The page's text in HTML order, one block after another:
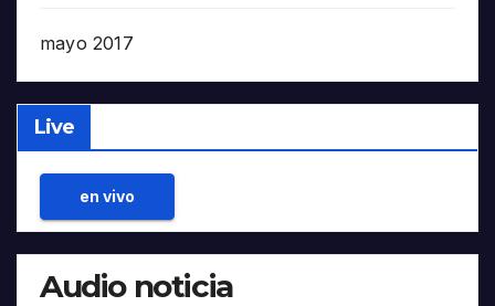
mayo 2017
Live
en vivo
Audio noticia